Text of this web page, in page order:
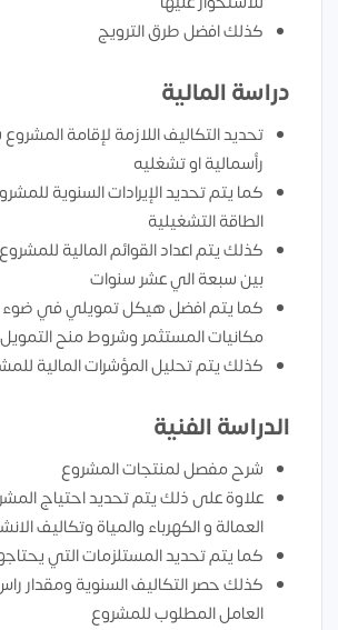
كذلك افضل طرق الترويج
دراسة المالية
تحديد التكاليف اللازمة لإقامة
رأسمالية او تشغليه
كما يتم تحديد الإيرادات السنوية
الطاقة التشغيلية
كذلك يتم اعداد القوائم المالية
بين سبعة الي عشر سنوات
كما يتم افضل هيكل تمويلي في
مكانيات المستثمر وشروط منح التمويل
كذلك يتم تحليل المؤشرات المالية
الدراسة الفنية
شرح مفصل لمنتجات المشروع
علاوة على ذلك يتم تحديد احتياج
العمالة و الكهرباء والمياة وتكاليف
كما يتم تحديد المستلزمات التي
كذلك حصر التكاليف السنوية ومقدار
العامل المطلوب للمشروع